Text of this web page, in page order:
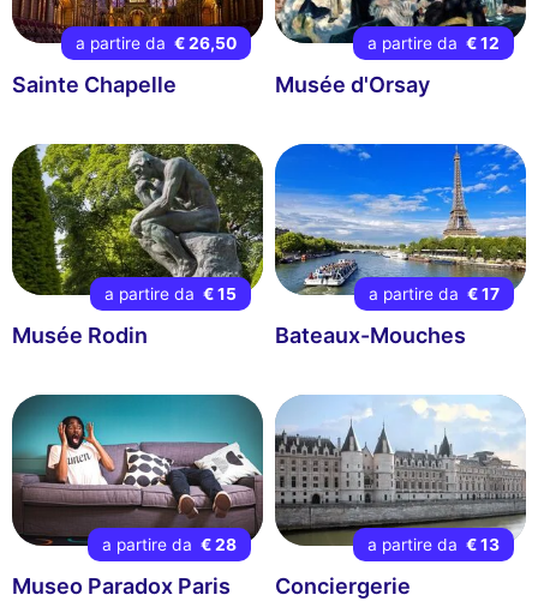
a partire da € 26,50
Sainte Chapelle
a partire da € 12
Musée d'Orsay
a partire da € 15
Musée Rodin
a partire da € 17
Bateaux-Mouches
a partire da € 28
Museo Paradox Paris
a partire da € 13
Conciergerie